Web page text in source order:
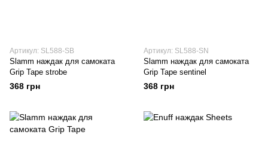
Артикул: SL588-SB
Slamm наждак для самоката
Grip Tape strobe
368 грн
Артикул: SL588-SN
Slamm наждак для самоката
Grip Tape sentinel
368 грн